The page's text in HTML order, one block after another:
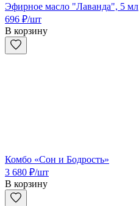
Эфирное масло "Лаванда", 5 мл
696 ₽/шт
В корзину
Комбо «Сон и Бодрость»
3 680 ₽/шт
В корзину